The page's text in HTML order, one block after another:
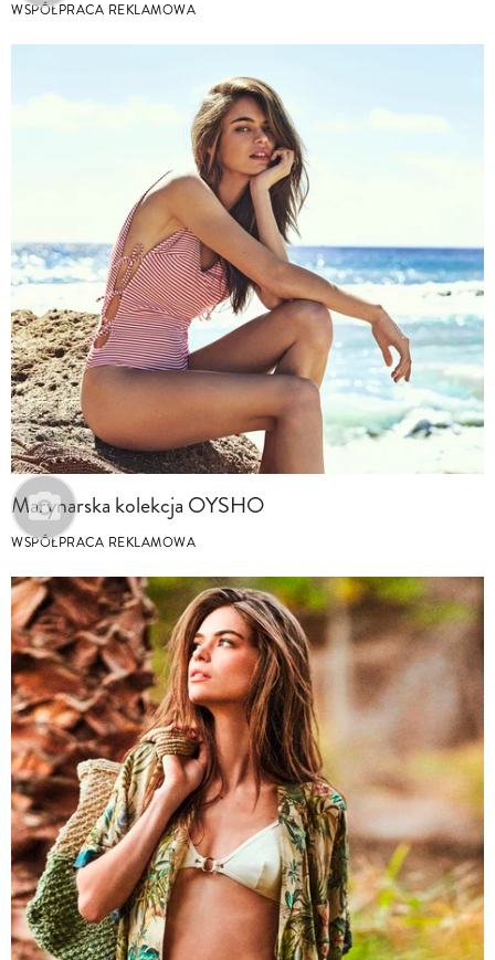
WSPÓŁPRACA REKLAMOWA
Marynarska kolekcja OYSHO
WSPÓŁPRACA REKLAMOWA